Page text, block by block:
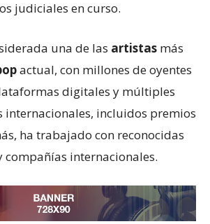
judiciales en curso.
una de las artistas más
actual, con millones de oyentes
digitales y múltiples
internacionales, incluidos premios
ha trabajado con reconocidas
compañías internacionales.